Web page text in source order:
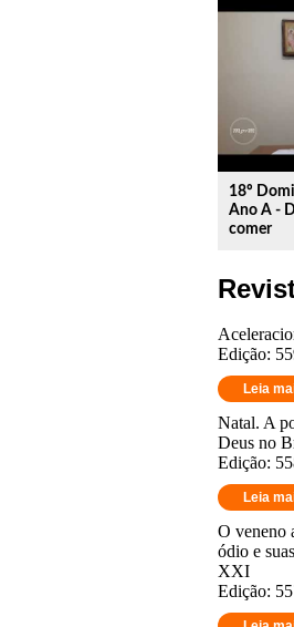
18º
Ano A -
comer
Edição:
Leia
Natal. A
Deus no
Edição:
Leia
O veneno
ódio e
XXI
Edição: